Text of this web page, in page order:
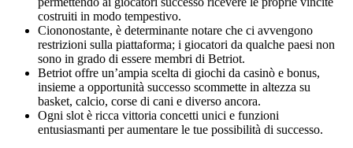
costruiti in modo tempestivo.
Ciononostante, è determinante notare che ci avvengono
restrizioni sulla piattaforma; i giocatori da qualche paesi non
sono in grado di essere membri di Betriot.
Betriot offre un’ampia scelta di giochi da casinò e bonus,
insieme a opportunità successo scommette in altezza su
basket, calcio, corse di cani e diverso ancora.
Ogni slot è ricca vittoria concetti unici e funzioni
entusiasmanti per aumentare le tue possibilità di successo.